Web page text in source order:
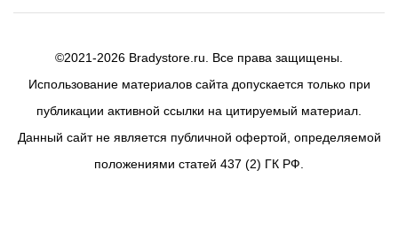
©2021-2026 Bradystore.ru. Все права защищены.
Использование материалов сайта допускается только при
публикации активной ссылки на цитируемый материал.
Данный сайт не является публичной офертой, определяемой
положениями статей 437 (2) ГК РФ.